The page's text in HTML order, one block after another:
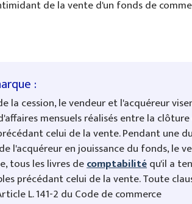
de la vente d'un fonds de
la cession, le vendeur et l'acquéreur
mensuels réalisés entre la
celui de la vente. Pendant une
l'acquéreur en jouissance du fonds, le
tous les livres decomptabilitéqu'il a
précédant celui de la vente. Toute
L. 141-2 du Code de commerce